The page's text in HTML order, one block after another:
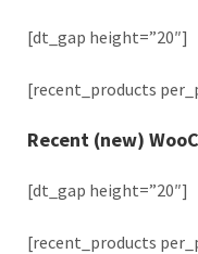
[dt_gap height=”20″]
[recent_products
Recent (new)
[dt_gap height=”20″]
[recent_products